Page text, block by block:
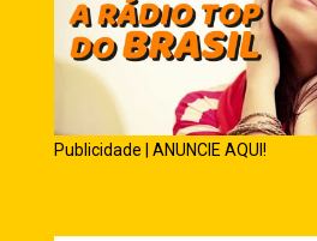
Publicidade | ANUNCIE AQUI!